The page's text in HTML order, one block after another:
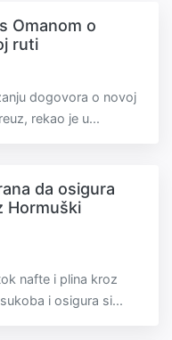
Omanom o
ruti
dogovora o novoj
rekao je u...
da osigura
Hormuški
nafte i plina kroz
i osigura si...